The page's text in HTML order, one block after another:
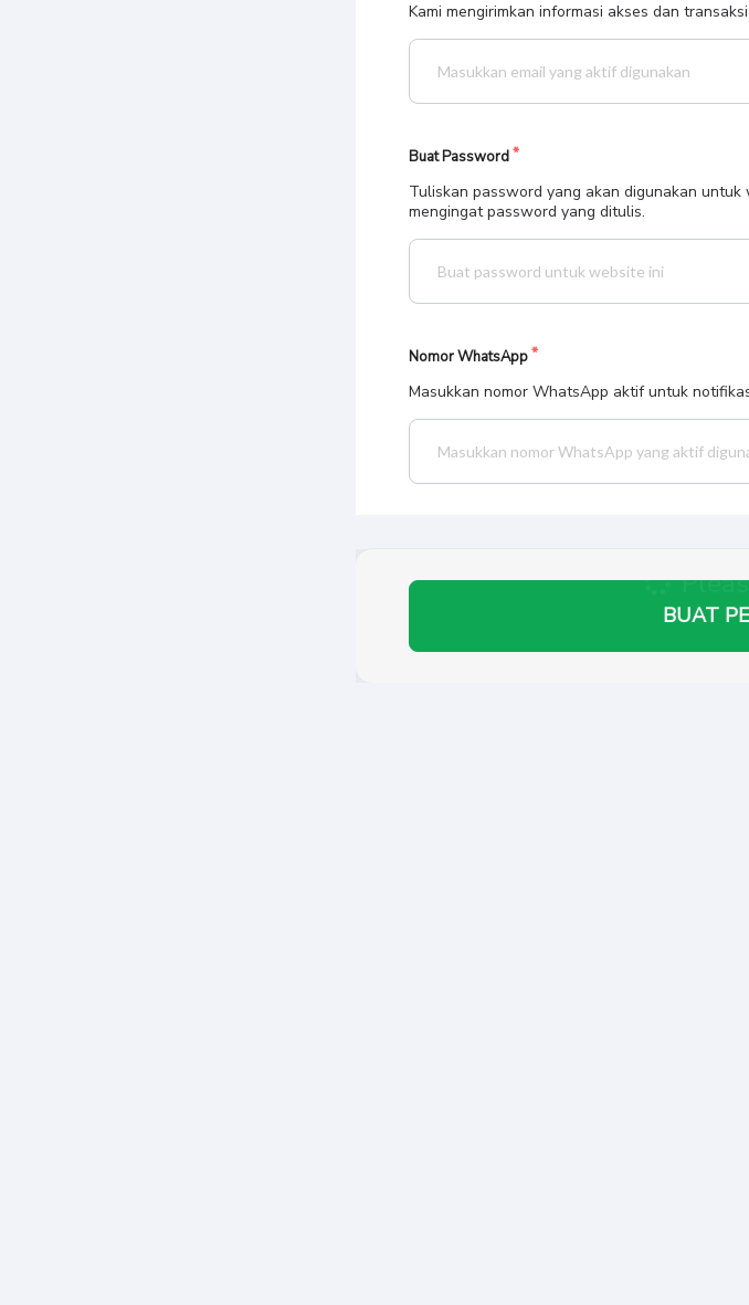
Kami mengirimkan informasi akses dan
Buat Password
Tuliskan password yang akan digunakan
mengingat password yang ditulis.
Nomor WhatsApp
Masukkan nomor WhatsApp aktif untuk
BUAT